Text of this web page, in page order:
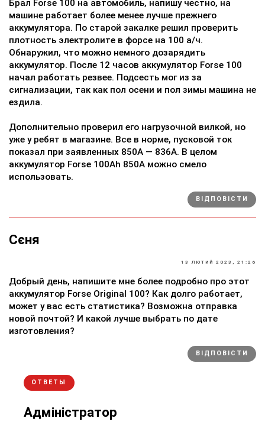
Брал Forse 100 на автомобиль, напишу честно, на
машине работает более менее лучше прежнего
аккумулятора. По старой закалке решил проверить
плотность электролите в форсе на 100 а/ч.
Обнаружил, что можно немного дозарядить
аккумулятор. После 12 часов аккумулятор Forse 100
начал работать резвее. Подсесть мог из за
сигнализации, так как пол осени и пол зимы машина не
ездила.
Дополнительно проверил его нагрузочной вилкой, но
уже у ребят в магазине. Все в норме, пусковой ток
показал при заявленных 850A — 836А. В целом
аккумулятор Forse 100Ah 850A можно смело
использовать.
ВІДПОВІСТИ
Сєня
13 ЛЮТИЙ 2023, 21:26
Добрый день, напишите мне более подробно про этот
аккумулятор Forse Original 100? Как долго работает,
может у вас есть статистика? Возможна отправка
новой почтой? И какой лучше выбрать по дате
изготовления?
ВІДПОВІСТИ
ОТВЕТЫ
Адміністратор